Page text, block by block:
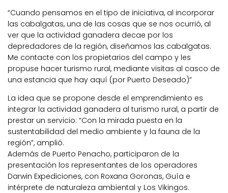
“Cuando pensamos en el tipo de iniciativa, al incorporar
las cabalgatas, una de las cosas que se nos ocurrió, al
ver que la actividad ganadera decae por los
depredadores de la región, diseñamos las cabalgatas.
Me contacte con los propietarios del campo y les
propuse hacer turismo rural, mediante visitas al casco de
una estancia que hay aquí (por Puerto Deseado)”
La idea que se propone desde el emprendimiento es
integrar la actividad ganadera al turismo rural, a partir de
prestar un servicio: “Con la mirada puesta en la
sustentabilidad del medio ambiente y la fauna de la
región”, amplió.
Además de Puerto Penacho, participaron de la
presentación los representantes de los operadores
Darwin Expediciones, con Roxana Goronas, Guía e
intérprete de naturaleza ambiental y Los Vikingos.